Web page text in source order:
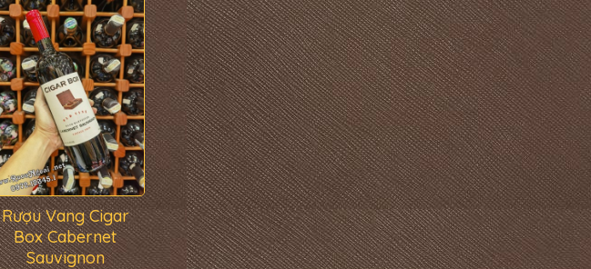
Rượu Vang Cigar
Box Cabernet
Sauvignon